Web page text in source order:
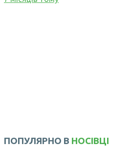
ПОПУЛЯРНО В НОСІВЦІ